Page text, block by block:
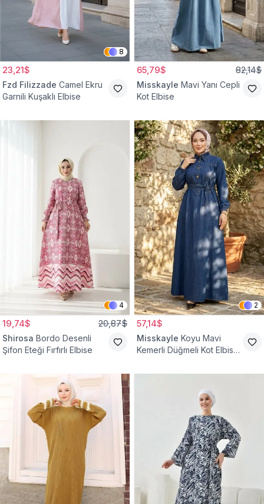
8
23,21$
Fzd Filizzade Camel Ekru
Garnili Kuşaklı Elbise
65,79$ 82,14$
Misskayle Mavi Yanı Cepli
Kot Elbise
4
19,74$ 20,87$
Shirosa Bordo Desenli
Şifon Eteği Fırfırlı Elbise
2
57,14$
Misskayle Koyu Mavi
Kemerli Düğmeli Kot Elbise